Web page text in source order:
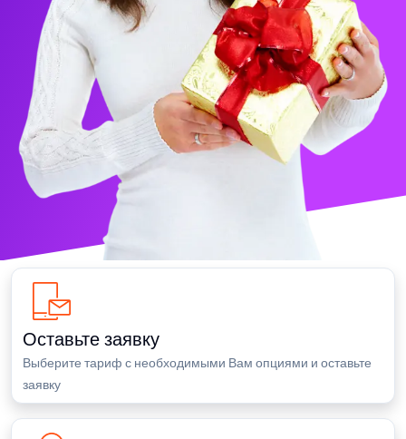
Оставьте заявку
Выберите тариф с необходимыми Вам опциями и оставьте
заявку